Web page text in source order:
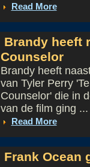
Read More
Brandy heeft
Counselor
Brandy heeft
van Tyler Perry
Counselor' die in
van de film ging ...
Read More
Frank Ocean